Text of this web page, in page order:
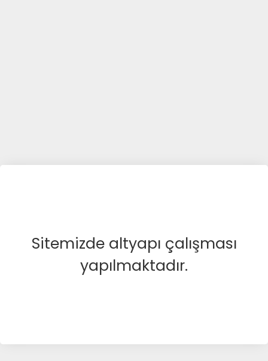
Sitemizde altyapı çalışması
yapılmaktadır.